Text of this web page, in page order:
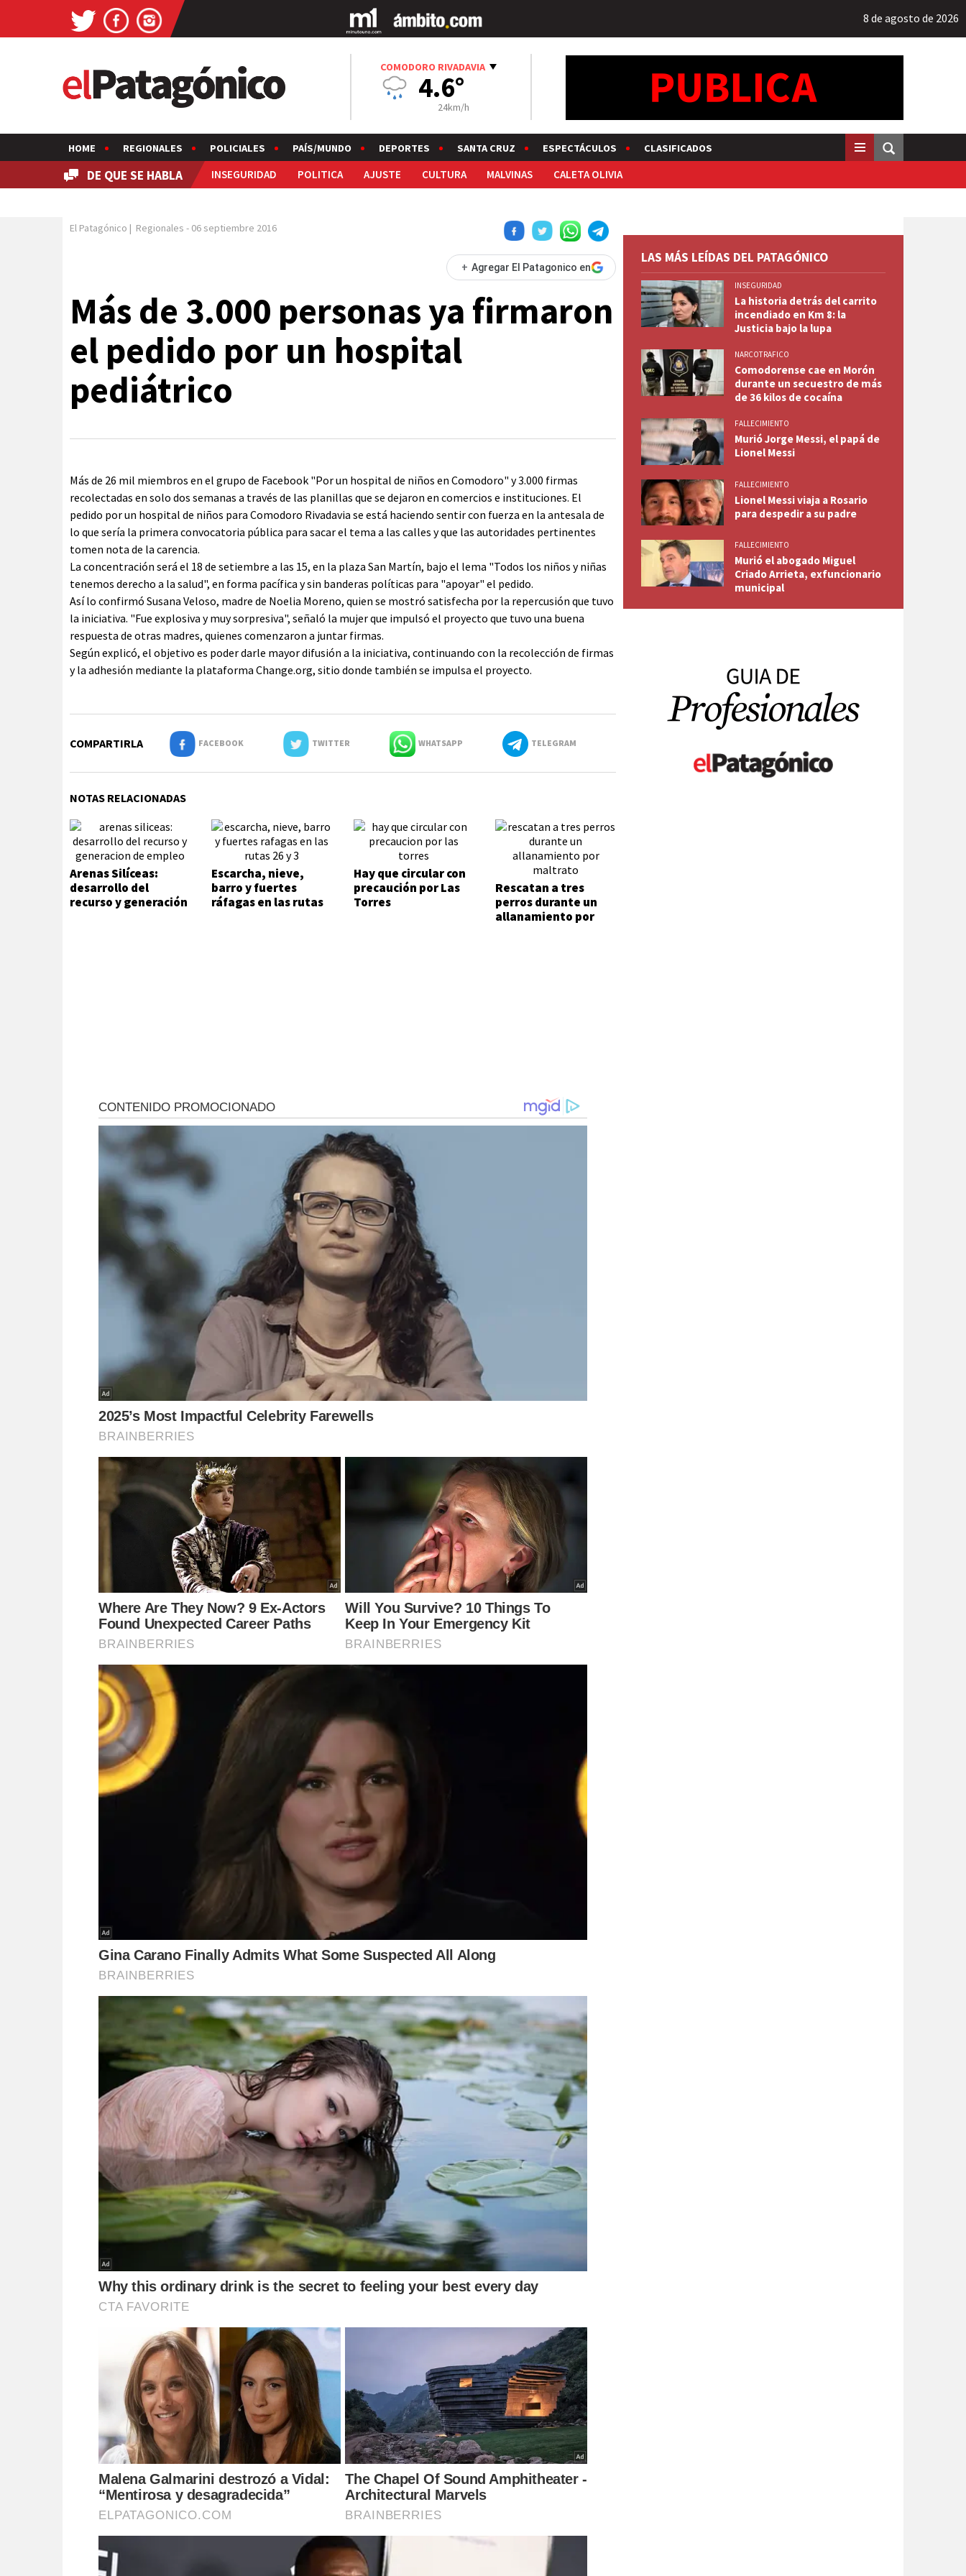
8 de agosto de 2026
COMODORO RIVADAVIA
4.6°
24km/h
HOME REGIONALES POLICIALES PAÍS/MUNDO DEPORTES SANTA CRUZ ESPECTÁCULOS CLASIFICADOS
DE QUE SE HABLA INSEGURIDAD POLITICA AJUSTE CULTURA MALVINAS CALETA OLIVIA
El Patagónico | Regionales - 06 septiembre 2016
+ Agregar El Patagonico en
Más de 3.000 personas ya firmaron
el pedido por un hospital
pediátrico
Más de 26 mil miembros en el grupo de Facebook "Por un hospital de niños en Comodoro" y 3.000 firmas
recolectadas en solo dos semanas a través de las planillas que se dejaron en comercios e instituciones. El
pedido por un hospital de niños para Comodoro Rivadavia se está haciendo sentir con fuerza en la antesala de
lo que sería la primera convocatoria pública para sacar el tema a las calles y que las autoridades pertinentes
tomen nota de la carencia.
La concentración será el 18 de setiembre a las 15, en la plaza San Martín, bajo el lema "Todos los niños y niñas
tenemos derecho a la salud", en forma pacífica y sin banderas políticas para "apoyar" el pedido.
Así lo confirmó Susana Veloso, madre de Noelia Moreno, quien se mostró satisfecha por la repercusión que tuvo
la iniciativa. "Fue explosiva y muy sorpresiva", señaló la mujer que impulsó el proyecto que tuvo una buena
respuesta de otras madres, quienes comenzaron a juntar firmas.
Según explicó, el objetivo es poder darle mayor difusión a la iniciativa, continuando con la recolección de firmas
y la adhesión mediante la plataforma Change.org, sitio donde también se impulsa el proyecto.
COMPARTIRLA FACEBOOK TWITTER WHATSAPP TELEGRAM
NOTAS RELACIONADAS
Arenas Silíceas:
desarrollo del
recurso y generación
Escarcha, nieve,
barro y fuertes
ráfagas en las rutas
Hay que circular con
precaución por Las
Torres
Rescatan a tres
perros durante un
allanamiento por
LAS MÁS LEÍDAS DEL PATAGÓNICO
INSEGURIDAD
La historia detrás del carrito
incendiado en Km 8: la
Justicia bajo la lupa
NARCOTRAFICO
Comodorense cae en Morón
durante un secuestro de más
de 36 kilos de cocaína
FALLECIMIENTO
Murió Jorge Messi, el papá de
Lionel Messi
FALLECIMIENTO
Lionel Messi viaja a Rosario
para despedir a su padre
FALLECIMIENTO
Murió el abogado Miguel
Criado Arrieta, exfuncionario
municipal